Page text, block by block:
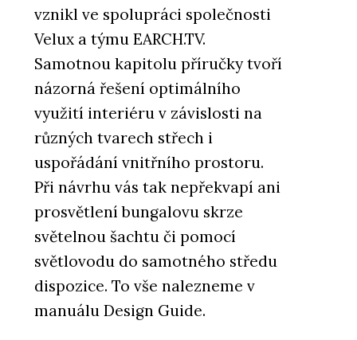
vznikl ve spolupráci společnosti
Velux a týmu EARCH.TV.
Samotnou kapitolu příručky tvoří
názorná řešení optimálního
využití interiéru v závislosti na
různých tvarech střech i
uspořádání vnitřního prostoru.
Při návrhu vás tak nepřekvapí ani
prosvětlení bungalovu skrze
světelnou šachtu či pomocí
světlovodu do samotného středu
dispozice. To vše nalezneme v
manuálu Design Guide.